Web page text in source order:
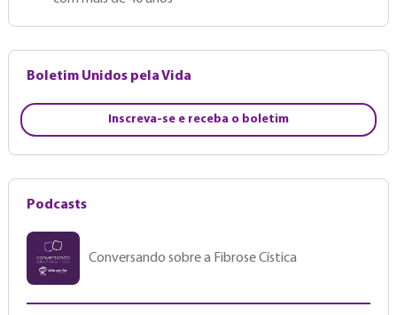
Boletim Unidos pela Vida
Inscreva-se e receba o boletim
Podcasts
Conversando sobre a Fibrose Cística